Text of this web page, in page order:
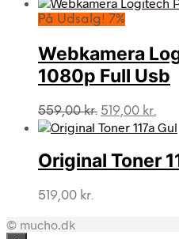
pris
559,00 kr..
På Udsalg! 7%
Webkamera
1080p Full Usb
559,00kr. Den
oprindelige
var:
559,00 kr..
519,00 kr.
er:
Original Toner
519,00 kr.
© mucho.dk